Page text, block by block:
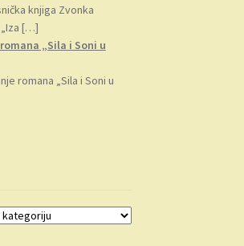
knjiga Zvonka
[…]
„Sila i Soni u
romana „Sila i Soni u